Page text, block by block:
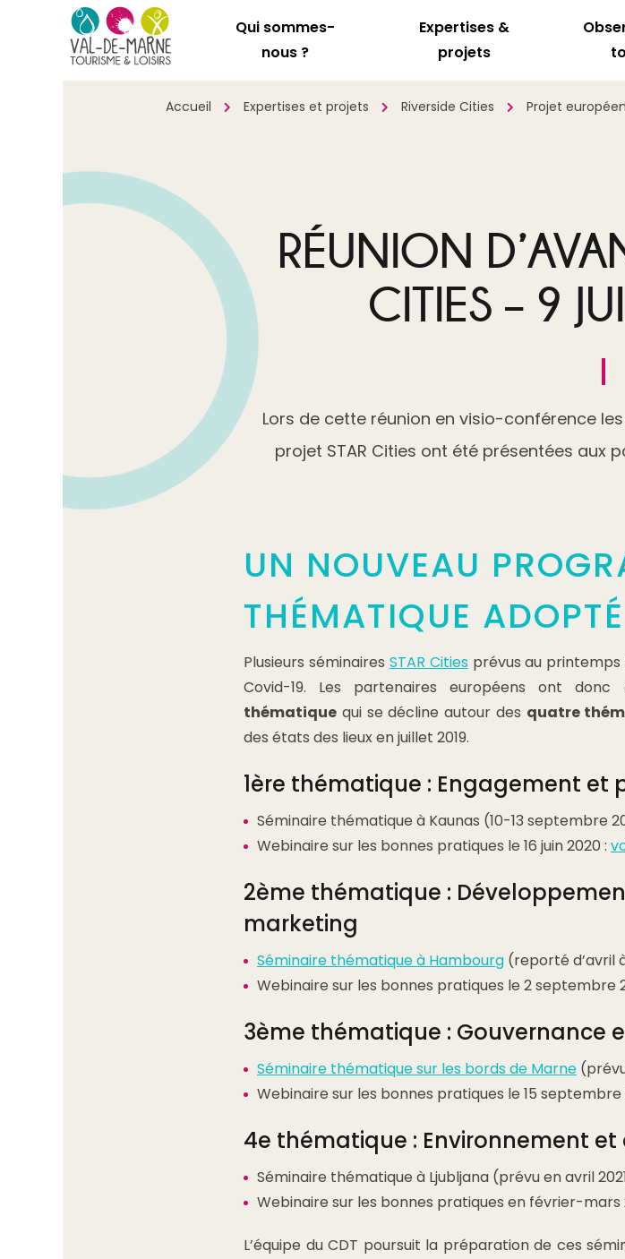
Qui sommes-
nous ?
Expertises &
projets
Accueil Expertises et projets Riverside Cities Projet
RÉUNION
CITIES – 9
Lors de cette réunion en visio-conférence
projet STAR Cities ont été présentées aux
UN NOUVEAU
THÉMATIQUE
Plusieurs séminaires STAR Citiesprévus au printemps
Covid-19. Les partenaires européens ont
thématique qui se décline autour des quatre
des états des lieux en juillet 2019.
1ère thématique : Engagement
Séminaire thématique à Kaunas (10-13 septembre
Webinaire sur les bonnes pratiques le 16 juin 2020 :
2ème thématique :
marketing
Séminaire thématique à Hambourg (reporté d’avril
Webinaire sur les bonnes pratiques le 2 septembre
3ème thématique : Gouvernance
Séminaire thématique sur les bords de Marne
Webinaire sur les bonnes pratiques le 15 septembre
4e thématique : Environnement
Séminaire thématique à Ljubljana (prévu en avril
Webinaire sur les bonnes pratiques en février-mars
L’équipe du CDT poursuit la préparation de ces